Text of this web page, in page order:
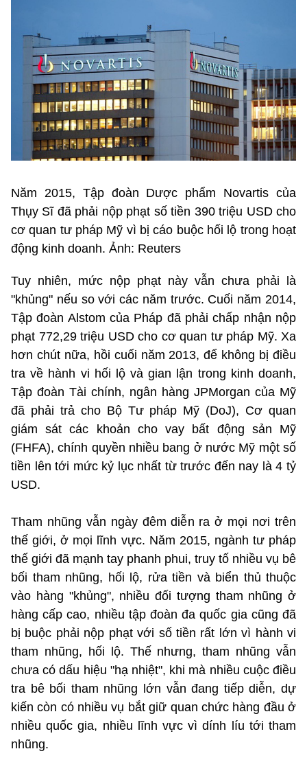
Năm 2015, Tập đoàn Dược phẩm Novartis của
Thụy Sĩ đã phải nộp phạt số tiền 390 triệu USD cho
cơ quan tư pháp Mỹ vì bị cáo buộc hối lộ trong hoạt
động kinh doanh. Ảnh: Reuters
Tuy nhiên, mức nộp phạt này vẫn chưa phải là
"khủng" nếu so với các năm trước. Cuối năm 2014,
Tập đoàn Alstom của Pháp đã phải chấp nhận nộp
phạt 772,29 triệu USD cho cơ quan tư pháp Mỹ. Xa
hơn chút nữa, hồi cuối năm 2013, để không bị điều
tra về hành vi hối lộ và gian lận trong kinh doanh,
Tập đoàn Tài chính, ngân hàng JPMorgan của Mỹ
đã phải trả cho Bộ Tư pháp Mỹ (DoJ), Cơ quan
giám sát các khoản cho vay bất động sản Mỹ
(FHFA), chính quyền nhiều bang ở nước Mỹ một số
tiền lên tới mức kỷ lục nhất từ trước đến nay là 4 tỷ
USD.
Tham nhũng vẫn ngày đêm diễn ra ở mọi nơi trên
thế giới, ở mọi lĩnh vực. Năm 2015, ngành tư pháp
thế giới đã mạnh tay phanh phui, truy tố nhiều vụ bê
bối tham nhũng, hối lộ, rửa tiền và biển thủ thuộc
vào hàng "khủng", nhiều đối tượng tham nhũng ở
hàng cấp cao, nhiều tập đoàn đa quốc gia cũng đã
bị buộc phải nộp phạt với số tiền rất lớn vì hành vi
tham nhũng, hối lộ. Thế nhưng, tham nhũng vẫn
chưa có dấu hiệu "hạ nhiệt", khi mà nhiều cuộc điều
tra bê bối tham nhũng lớn vẫn đang tiếp diễn, dự
kiến còn có nhiều vụ bắt giữ quan chức hàng đầu ở
nhiều quốc gia, nhiều lĩnh vực vì dính líu tới tham
nhũng.